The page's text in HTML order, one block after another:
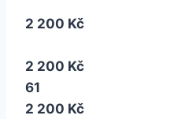
2 200 Kč
2 200 Kč
61
2 200 Kč